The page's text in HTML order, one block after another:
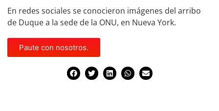
En redes sociales se conocieron imágenes del arribo
de Duque a la sede de la ONU, en Nueva York.
Paute con nosotros.